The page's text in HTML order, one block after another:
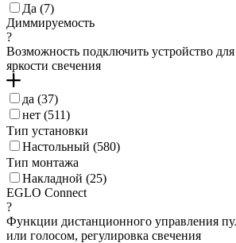
Да (7)
Диммируемость
?
Возможность подключить устройство
яркости свечения
да (37)
нет (511)
Тип установки
Настольный (580)
Тип монтажа
Накладной (25)
EGLO Connect
?
Функции дистанционного управления
или голосом, регулировка свечения